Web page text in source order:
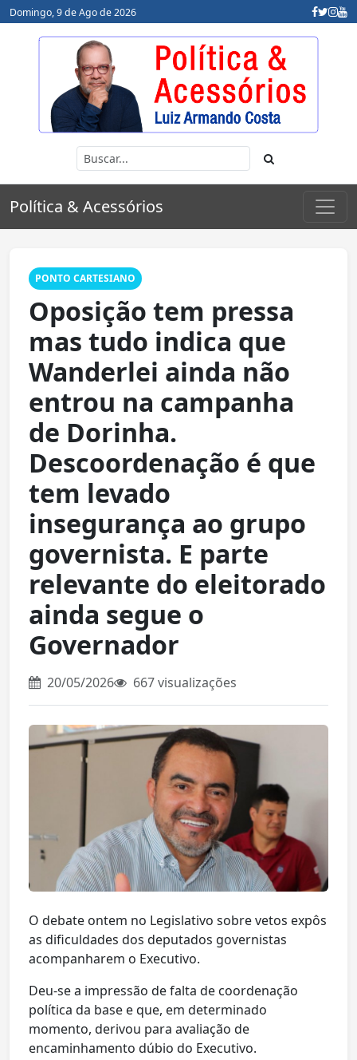
Domingo, 9 de Ago de 2026
Política & Acessórios
PONTO CARTESIANO
Oposição tem pressa
mas tudo indica que
Wanderlei ainda não
entrou na campanha
de Dorinha.
Descoordenação é que
tem levado
insegurança ao grupo
governista. E parte
relevante do eleitorado
ainda segue o
Governador
20/05/2026 667 visualizações
O debate ontem no Legislativo sobre vetos expôs
as dificuldades dos deputados governistas
acompanharem o Executivo.
Deu-se a impressão de falta de coordenação
política da base e que, em determinado
momento, derivou para avaliação de
encaminhamento dúbio do Executivo.